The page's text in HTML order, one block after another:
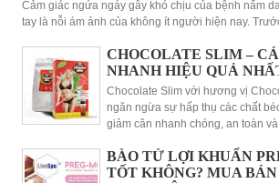
Cảm giác ngứa ngáy gây khó chịu của bệnh nấm
tay là nỗi ám ảnh của không ít người hiện nay.
CHOCOLATE SLIM –
NHANH HIỆU QUẢ
Chocolate Slim với hương vị
ngăn ngừa sự hấp thụ các chất
giảm cân nhanh chóng, an toàn và
BÀO TỬ LỢI KHUẨN
TỐT KHÔNG? MUA